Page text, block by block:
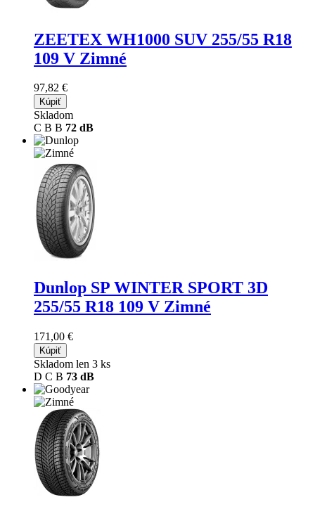
ZEETEX WH1000 SUV 255/55 R18
109 V Zimné
97,82 €
Kúpiť
Skladom
C B B 72 dB
Dunlop SP WINTER SPORT 3D
255/55 R18 109 V Zimné
171,00 €
Kúpiť
Skladom len 3 ks
D C B 73 dB